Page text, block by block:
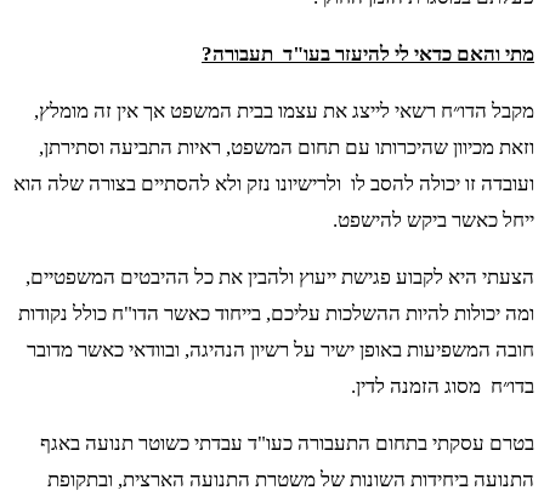
מתי והאם כדאי לי להיעזר בעו"ד תעבורה?
מקבל הדו״ח רשאי לייצג את עצמו בבית המשפט אך אין זה מומלץ,
וזאת מכיוון שהיכרותו עם תחום המשפט, ראיות התביעה וסתירתן,
ועובדה זו יכולה להסב לו ולרישיונו נזק ולא להסתיים בצורה שלה הוא
ייחל כאשר ביקש להישפט.
הצעתי היא לקבוע פגישת ייעוץ ולהבין את כל ההיבטים המשפטיים,
ומה יכולות להיות ההשלכות עליכם, בייחוד כאשר הדו"ח כולל נקודות
חובה המשפיעות באופן ישיר על רשיון הנהיגה, ובוודאי כאשר מדובר
בדו״ח מסוג הזמנה לדין.
בטרם עסקתי בתחום התעבורה כעו"ד עבדתי כשוטר תנועה באגף
התנועה ביחידות השונות של משטרת התנועה הארצית, ובתקופת